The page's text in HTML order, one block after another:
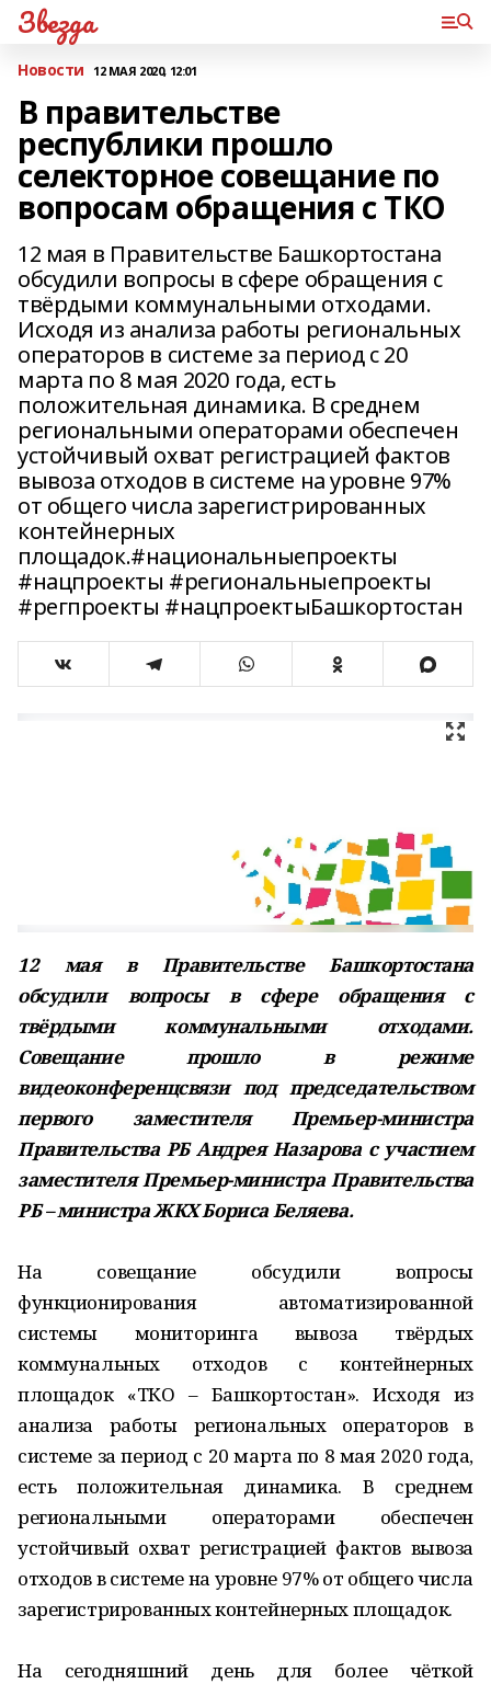
Звезда
Новости 12 МАЯ 2020, 12:01
В правительстве
республики прошло
селекторное совещание по
вопросам обращения с ТКО
12 мая в Правительстве Башкортостана
обсудили вопросы в сфере обращения с
твёрдыми коммунальными отходами.
Исходя из анализа работы региональных
операторов в системе за период с 20
марта по 8 мая 2020 года, есть
положительная динамика. В среднем
региональными операторами обеспечен
устойчивый охват регистрацией фактов
вывоза отходов в системе на уровне 97%
от общего числа зарегистрированных
контейнерных
площадок.#национальныепроекты
#нацпроекты #региональныепроекты
#регпроекты #нацпроектыБашкортостан
12 мая в Правительстве Башкортостана
обсудили вопросы в сфере обращения с
твёрдыми коммунальными отходами.
Совещание прошло в режиме
видеоконференцсвязи под председательством
первого заместителя Премьер-министра
Правительства РБ Андрея Назарова с участием
заместителя Премьер-министра Правительства
РБ – министра ЖКХ Бориса Беляева.
На совещание обсудили вопросы
функционирования автоматизированной
системы мониторинга вывоза твёрдых
коммунальных отходов с контейнерных
площадок «ТКО – Башкортостан». Исходя из
анализа работы региональных операторов в
системе за период с 20 марта по 8 мая 2020 года,
есть положительная динамика. В среднем
региональными операторами обеспечен
устойчивый охват регистрацией фактов вывоза
отходов в системе на уровне 97% от общего числа
зарегистрированных контейнерных площадок.
На сегодняшний день для более чёткой